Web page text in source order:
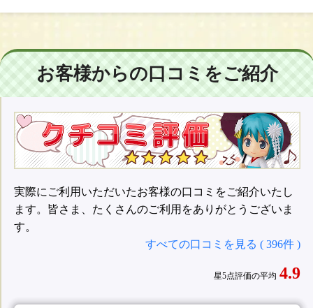
お客様からの口コミをご紹介
実際にご利用いただいたお客様の口コミをご紹介いたし
ます。皆さま、たくさんのご利用をありがとうございま
す。
すべての口コミを見る ( 396件 )
星5点評価の平均 4.9